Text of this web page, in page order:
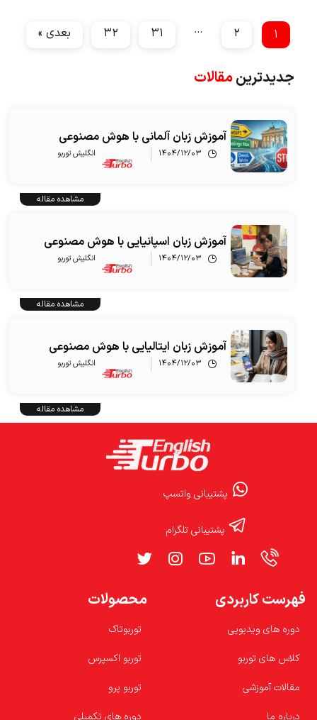
۱ ۲ … ۳۱ ۳۲ بعدی »
جدیدترینمقالات
آموزش زبان آلمانی با هوش مصنوعی
۱۴۰۴/۱۲/۰۳ انگلیش‌ توربو
مشاهده مقاله
آموزش زبان اسپانیایی با هوش مصنوعی
۱۴۰۴/۱۲/۰۳ انگلیش‌ توربو
مشاهده مقاله
آموزش زبان ایتالیایی با هوش مصنوعی
۱۴۰۴/۱۲/۰۳ انگلیش‌ توربو
مشاهده مقاله
پشتیبانی واتسپ
پشتیبانی تلگرام
فهرست کاربردی
دوره های ویدیویی
کلاس های توربو
مقالات آموزشی
درباره ما
محصولات
توربوتاک
توربو اکسپرس
توربو پرو
دوره های تکمیلی